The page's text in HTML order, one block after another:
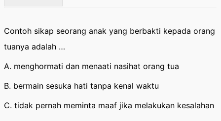
Contoh sikap seorang anak yang berbakti kepada orang
tuanya adalah …
A. menghormati dan menaati nasihat orang tua
B. bermain sesuka hati tanpa kenal waktu
C. tidak pernah meminta maaf jika melakukan kesalahan